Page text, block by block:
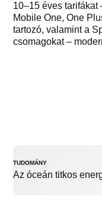
10–15 éves
Mobile One, One
tartozó, valamint a
csomagokat –
TUDOMÁNY
Az óceán titkos